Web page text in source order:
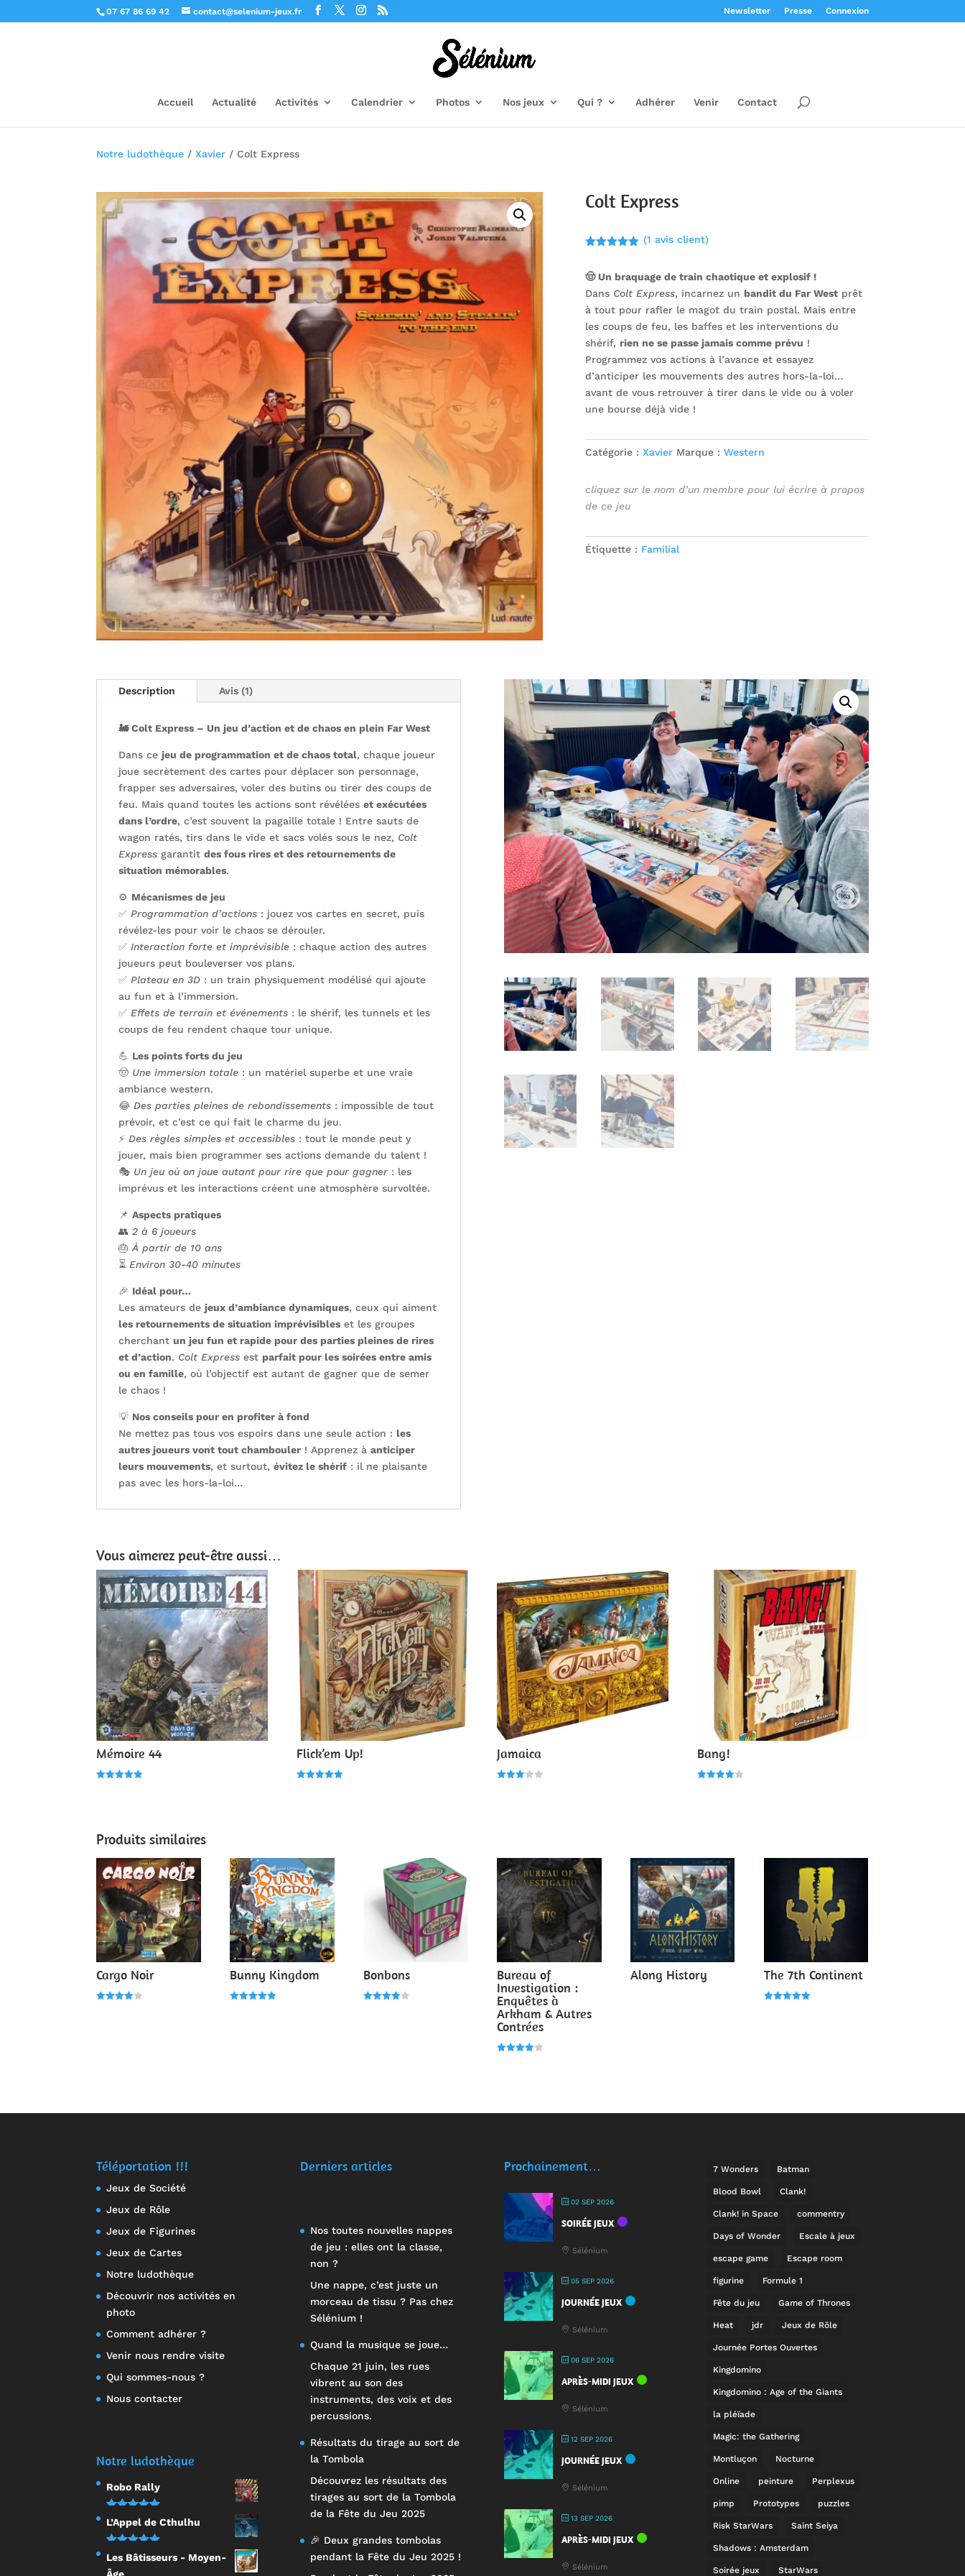
07 67 86 69 42 contact@selenium-jeux.fr Newsletter Presse Connexion
Accueil Actualité Activités Calendrier Photos Nos jeux Qui ? Adhérer Venir Contact
Notre ludothèque / Xavier / Colt Express
Colt Express
basé sur
client
(1 avis client)
🤠 Un braquage de train chaotique et explosif !
Dans Colt Express, incarnez un bandit du Far Westprêt
à tout pour rafler le magot du train postal. Mais entre
les coups de feu, les baffes et les interventions du
shérif, rien ne se passe jamais comme prévu !
Programmez vos actions à l’avance et essayez
d’anticiper les mouvements des autres hors-la-loi…
avant de vous retrouver à tirer dans le vide ou à voler
une bourse déjà vide !
Catégorie : Xavier Marque : Western
cliquez sur le nom d’un membre pour lui écrire à propos
de ce jeu
Étiquette : Familial
Description Avis (1)
🚂 Colt Express – Un jeu d’action et de chaos en plein Far West
Dans cejeu de programmation et de chaos total, chaque joueur
joue secrètement des cartes pour déplacer son personnage,
frapper ses adversaires, voler des butins ou tirer des coups de
feu. Mais quand toutes les actions sont révéléeset exécutées
dans l’ordre, c’est souvent la pagaille totale ! Entre sauts de
wagon ratés, tirs dans le vide et sacs volés sous le nez, Colt
Express garantitdes fous rires et des retournements de
situation mémorables.
⚙️ Mécanismes de jeu
✅ Programmation d’actions : jouez vos cartes en secret, puis
révélez-les pour voir le chaos se dérouler.
✅ Interaction forte et imprévisible : chaque action des autres
joueurs peut bouleverser vos plans.
✅ Plateau en 3D : un train physiquement modélisé qui ajoute
au fun et à l’immersion.
✅ Effets de terrain et événements : le shérif, les tunnels et les
coups de feu rendent chaque tour unique.
💪 Les points forts du jeu
🤠 Une immersion totale : un matériel superbe et une vraie
ambiance western.
😂 Des parties pleines de rebondissements : impossible de tout
prévoir, et c’est ce qui fait le charme du jeu.
⚡ Des règles simples et accessibles : tout le monde peut y
jouer, mais bien programmer ses actions demande du talent !
🎭 Un jeu où on joue autant pour rire que pour gagner : les
imprévus et les interactions créent une atmosphère survoltée.
📌Aspects pratiques
👥2 à 6 joueurs
🎂À partir de 10 ans
⏳ Environ 30-40 minutes
🎉 Idéal pour…
Les amateurs dejeux d’ambiance dynamiques, ceux qui aiment
les retournements de situation imprévisibles et les groupes
cherchantun jeu fun et rapide pour des parties pleines de rires
et d’action. Colt Express est parfait pour les soirées entre amis
ou en famille, où l’objectif est autant de gagner que de semer
le chaos !
💡 Nos conseils pour en profiter à fond
Ne mettez pas tous vos espoirs dans une seule action :les
autres joueurs vont tout chambouler ! Apprenez àanticiper
leurs mouvements, et surtout,évitez le shérif : il ne plaisante
pas avec les hors-la-loi…
Vous aimerez peut-être aussi…
Mémoire 44 Flick’em Up! Jamaica Bang!
Produits similaires
Cargo Noir Bunny Kingdom Bonbons Bureau of
Investigation :
Enquêtes à
Arkham & Autres
Contrées
Along History The 7th Continent
Téléportation !!!
Jeux de Société
Jeux de Rôle
Jeux de Figurines
Jeux de Cartes
Notre ludothèque
Découvrir nos activités en
photo
Comment adhérer ?
Venir nous rendre visite
Qui sommes-nous ?
Nous contacter
Notre ludothèque
Robo Rally
Note5.00
sur 5
L’Appel de Cthulhu
Note5.00
sur 5
Les Bâtisseurs - Moyen-
Derniers articles
Nos toutes nouvelles nappes
de jeu : elles ont la classe,
non ?
Une nappe, c’est juste un
morceau de tissu ? Pas chez
Sélénium !
Quand la musique se joue…
Chaque 21 juin, les rues
vibrent au son des
instruments, des voix et des
percussions.
Résultats du tirage au sort de
la Tombola
Découvrez les résultats des
tirages au sort de la Tombola
de la Fête du Jeu 2025
🎉 Deux grandes tombolas
pendant la Fête du Jeu 2025 !
Prochainement…
02 SEP 2026
SOIRÉE JEUX
Sélénium
05 SEP 2026
JOURNÉE JEUX
Sélénium
06 SEP 2026
APRÈS-MIDI JEUX
Sélénium
12 SEP 2026
JOURNÉE JEUX
Sélénium
13 SEP 2026
APRÈS-MIDI JEUX
Sélénium
7 Wonders Batman
Blood Bowl Clank!
Clank! in Space commentry
Days of Wonder Escale à jeux
escape game Escape room
figurine Formule 1
Fête du jeu Game of Thrones
Heat jdr Jeux de Rôle
Journée Portes Ouvertes
Kingdomino
Kingdomino : Age of the Giants
la pléïade
Magic: the Gathering
Montluçon Nocturne
Online peinture Perplexus
pimp Prototypes puzzles
Risk StarWars Saint Seiya
Shadows : Amsterdam
Soirée jeux StarWars